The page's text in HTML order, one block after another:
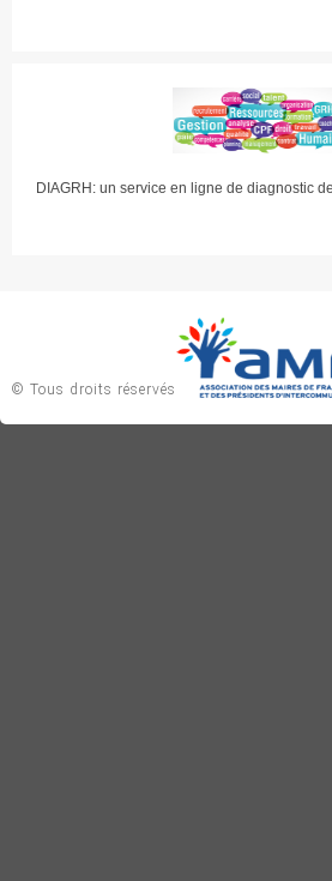
DIAGRH: un service en ligne de diagnostic
© Tous droits réservés